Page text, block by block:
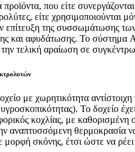
που είτε
είτε
επίτευξη της συσσωμάτωσης
και αφυδάτωσης. Το
τελική αραίωση σε
με χωρητικότητα
Το δοχείο
κοχλίας, με
αναπτυσσόμενη θερμοκρασία
σκόνης, έτσι ώστε να